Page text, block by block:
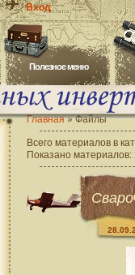
Вход
Полезное меню
Главная»Файлы
Всего материалов в
Показано материалов: